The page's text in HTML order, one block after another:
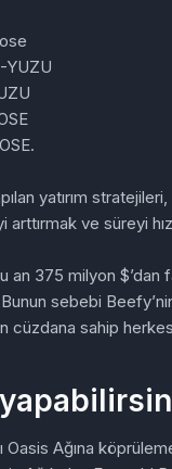
YUZU
yatırım
arttırmak ve süreyi
an 375 milyon
sebebi
cüzdana sahip
Oasis Ağına